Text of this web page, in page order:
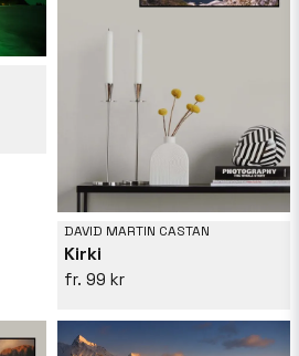
DAVID MARTIN CASTAN
Kirki
99 kr